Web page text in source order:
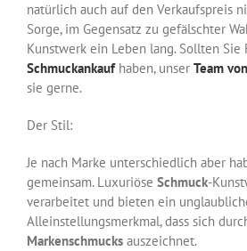
natürlich auch auf den Verkaufspreis
Sorge, im Gegensatz zu gefälschter
Kunstwerk ein Leben lang. Sollten Sie
Schmuckankaufhaben, unser Team
sie gerne.
Der Stil:
Je nach Marke unterschiedlich aber
gemeinsam. Luxuriöse Schmuck-
verarbeitet und bieten ein
Alleinstellungsmerkmal, dass sich
Markenschmucksauszeichnet.